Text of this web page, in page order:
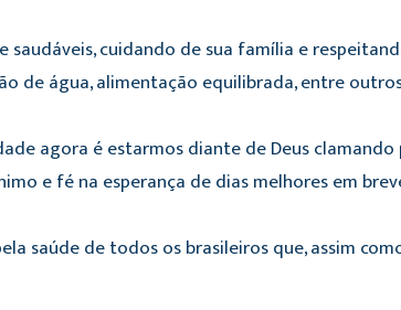
cuidando de sua família e
de água, alimentação equilibrada, entre
agora é estarmos diante de Deus
e fé na esperança de dias melhores em
saúde de todos os brasileiros que, assim